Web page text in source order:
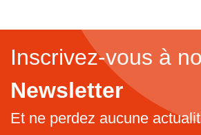
Inscrivez-vous à
Newsletter
Et ne perdez aucune